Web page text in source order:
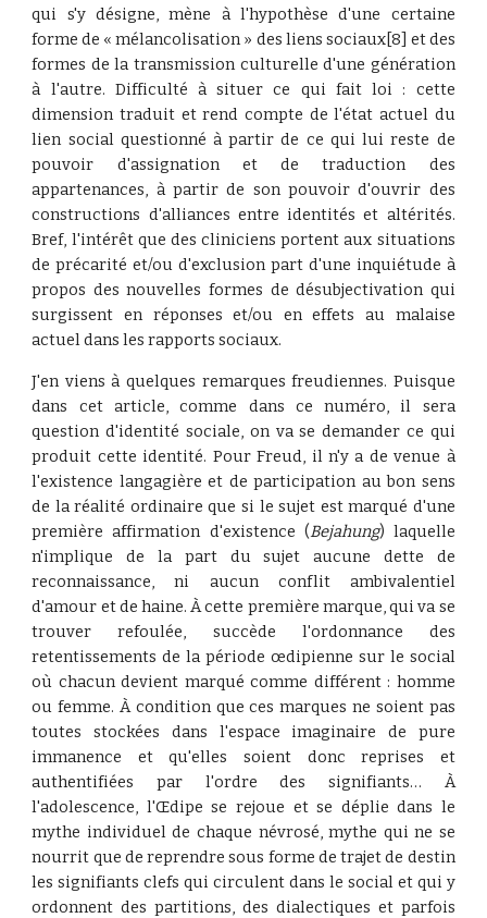
qui s'y désigne, mène à l'hypothèse d'une certaine
forme de « mélancolisation » des liens sociaux[8] et des
formes de la transmission culturelle d'une génération
à l'autre. Difficulté à situer ce qui fait loi : cette
dimension traduit et rend compte de l'état actuel du
lien social questionné à partir de ce qui lui reste de
pouvoir d'assignation et de traduction des
appartenances, à partir de son pouvoir d'ouvrir des
constructions d'alliances entre identités et altérités.
Bref, l'intérêt que des cliniciens portent aux situations
de précarité et/ou d'exclusion part d'une inquiétude à
propos des nouvelles formes de désubjectivation qui
surgissent en réponses et/ou en effets au malaise
actuel dans les rapports sociaux.
J'en viens à quelques remarques freudiennes. Puisque
dans cet article, comme dans ce numéro, il sera
question d'identité sociale, on va se demander ce qui
produit cette identité. Pour Freud, il n'y a de venue à
l'existence langagière et de participation au bon sens
de la réalité ordinaire que si le sujet est marqué d'une
première affirmation d'existence (Bejahung) laquelle
n'implique de la part du sujet aucune dette de
reconnaissance, ni aucun conflit ambivalentiel
d'amour et de haine. À cette première marque, qui va se
trouver refoulée, succède l'ordonnance des
retentissements de la période œdipienne sur le social
où chacun devient marqué comme différent : homme
ou femme. À condition que ces marques ne soient pas
toutes stockées dans l'espace imaginaire de pure
immanence et qu'elles soient donc reprises et
authentifiées par l'ordre des signifiants… À
l'adolescence, l'Œdipe se rejoue et se déplie dans le
mythe individuel de chaque névrosé, mythe qui ne se
nourrit que de reprendre sous forme de trajet de destin
les signifiants clefs qui circulent dans le social et qui y
ordonnent des partitions, des dialectiques et parfois